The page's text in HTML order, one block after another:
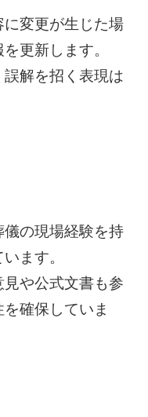
変更が生じた場
更新します。
解を招く表現は
の現場経験を持
ます。
や公式文書も参
確保していま